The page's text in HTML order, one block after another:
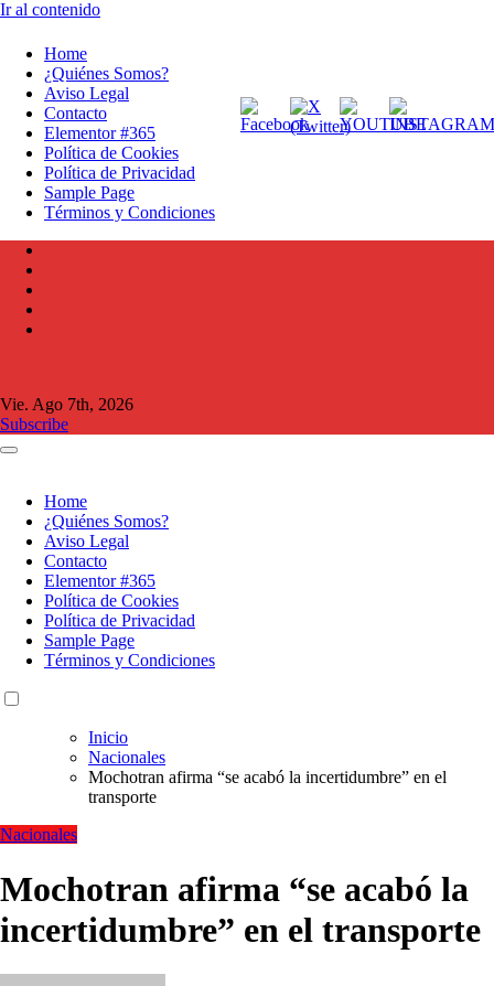
Ir al contenido
Home
¿Quiénes Somos?
Aviso Legal
Contacto
Elementor #365
Política de Cookies
Política de Privacidad
Sample Page
Términos y Condiciones
Vie. Ago 7th, 2026
Subscribe
Home
¿Quiénes Somos?
Aviso Legal
Contacto
Elementor #365
Política de Cookies
Política de Privacidad
Sample Page
Términos y Condiciones
Inicio
Nacionales
Mochotran afirma “se acabó la incertidumbre” en el
transporte
Nacionales
Mochotran afirma “se acabó la
incertidumbre” en el transporte